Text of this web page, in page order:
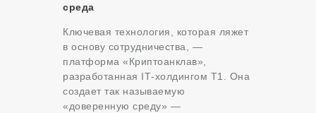
среда
Ключевая технология, которая ляжет
в основу сотрудничества, —
платформа «Криптоанклав»,
разработанная IТ-холдингом Т1. Она
создает так называемую
«доверенную среду» —